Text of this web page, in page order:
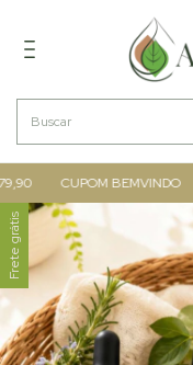
CUPOM BEMVINDO
Frete grátis